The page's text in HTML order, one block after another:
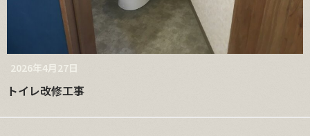
2026年4月27日
トイレ改修工事